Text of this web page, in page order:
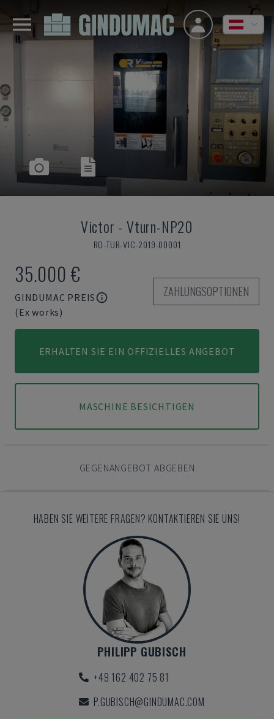
Victor -Vturn-NP20
RO-TUR-VIC-2019-00001
35.000 €
GINDUMAC PREIS
(Ex works)
ZAHLUNGSOPTIONEN
ERHALTEN SIE EIN OFFIZIELLES ANGEBOT
MASCHINE BESICHTIGEN
GEGENANGEBOT ABGEBEN
HABEN SIE WEITERE FRAGEN? KONTAKTIEREN SIE UNS!
PHILIPP GUBISCH
+49 162 402 75 81
P.GUBISCH@GINDUMAC.COM